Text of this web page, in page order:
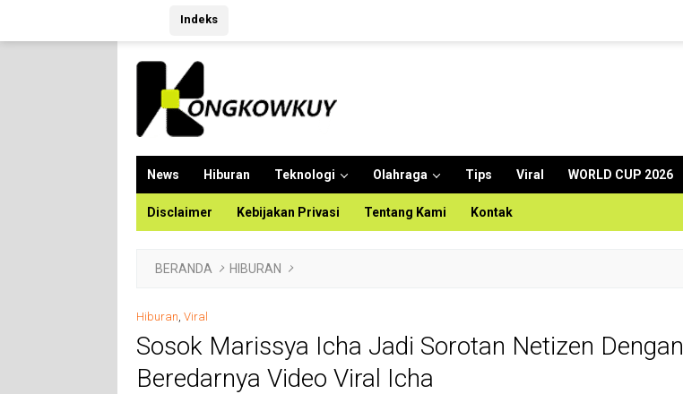
Indeks
News Hiburan Teknologi Olahraga Tips Viral WORLD CUP 2026
Disclaimer Kebijakan Privasi Tentang Kami Kontak
BERANDA HIBURAN
Hiburan, Viral
Sosok Marissya Icha Jadi Sorotan Netizen Dengan
Beredarnya Video Viral Icha